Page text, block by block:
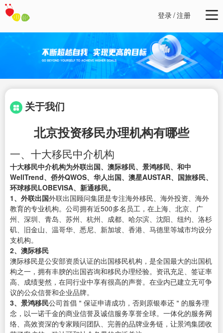
登录/注册
关于我们
北京投资移民办理机构有哪些
一、十大移民中介机构
十大移民中介机构为外联出国、澳际移民、景鸿移民、和中
WellTrend、侨外QWOS、华人出国、澳星AUSTAR、国旅移民、
环球移民LOBEVISA、新通移民。
1、外联出国外联出国顾问集团是专注海外移民、海外投资、海外
教育的专业机构。公司拥有近500多名员工，在上海、北京、广
州、深圳、青岛、苏州、杭州、成都、哈尔滨、沈阳、纽约、洛杉
矶、旧金山、温哥华、悉尼、新加坡、香港、马德里等城市均设分
支机构。
2、澳际移民
澳际移民是公安部资质认证的出国移民机构，是全国最大的出国机
构之一，拥有丰腴的出国咨询和移民办理经验。资讯充足、签证率
高、成绩斐然，在同行业中享有很高的声誉。在业内已建立无可争
议的公众信誉和企业品牌。
3、景鸿移民公司首倡＂保证申请成功，否则原银奉还＂的服务理
念，以一诺千金的商业信誉及诚信服务享誉全球。一体化的服务网
络、高效资深的专家顾问团队、完善的品牌业务链，让景鸿集团收